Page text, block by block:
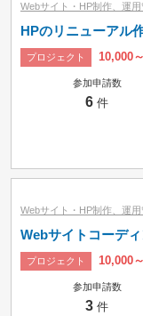
Webサイト・HP制作、運用
HPのリニューアル
プロジェクト 10,000
参加申請数
6 件
Webサイト・HP制作、運用
Webサイトコーデ
プロジェクト 10,000
参加申請数
3 件